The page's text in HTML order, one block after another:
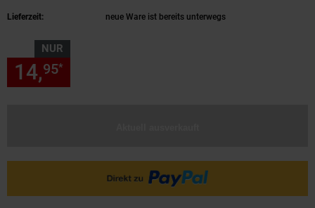
Lieferzeit: neue Ware ist bereits unterwegs
NUR
14,95*